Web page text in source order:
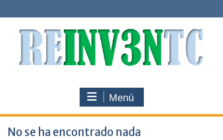
al
Menú
No se ha encontrado nada